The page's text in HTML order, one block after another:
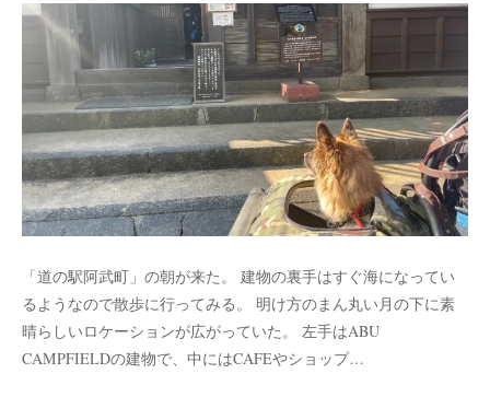
「道の駅阿武町」の朝が来た。 建物の裏手はすぐ海になってい
るようなので散歩に行ってみる。 明け方のまん丸い月の下に素
晴らしいロケーションが広がっていた。 左手はABU
CAMPFIELDの建物で、中にはCAFEやショップ…